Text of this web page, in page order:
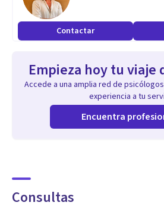
Contactar
Empieza hoy tu viaje
Accede a una amplia red de
experiencia a tu
Encuentra
Consultas